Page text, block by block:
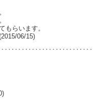
もらいます。
06/15)